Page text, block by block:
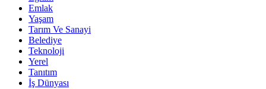
Emlak
Yaşam
Tarım Ve Sanayi
Belediye
Teknoloji
Yerel
Tanıtım
İş Dünyası